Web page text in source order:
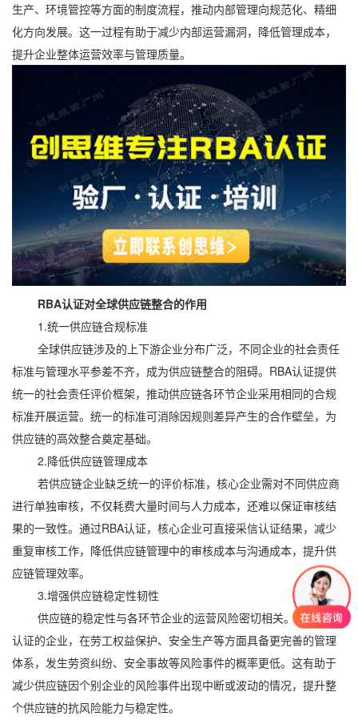
生产、环境管控等方面的制度流程，推动内部管理向规范化、精细
化方向发展。这一过程有助于减少内部运营漏洞，降低管理成本，
提升企业整体运营效率与管理质量。
RBA认证对全球供应链整合的作用
1.统一供应链合规标准
全球供应链涉及的上下游企业分布广泛，不同企业的社会责任
标准与管理水平参差不齐，成为供应链整合的阻碍。RBA认证提供
统一的社会责任评价框架，推动供应链各环节企业采用相同的合规
标准开展运营。统一的标准可消除因规则差异产生的合作壁垒，为
供应链的高效整合奠定基础。
2.降低供应链管理成本
若供应链企业缺乏统一的评价标准，核心企业需对不同供应商
进行单独审核，不仅耗费大量时间与人力成本，还难以保证审核结
果的一致性。通过RBA认证，核心企业可直接采信认证结果，减少
重复审核工作，降低供应链管理中的审核成本与沟通成本，提升供
应链管理效率。
3.增强供应链稳定性韧性
供应链的稳定性与各环节企业的运营风险密切相关。通过RBA
认证的企业，在劳工权益保护、安全生产等方面具备更完善的管理
体系，发生劳资纠纷、安全事故等风险事件的概率更低。这有助于
减少供应链因个别企业的风险事件出现中断或波动的情况，提升整
个供应链的抗风险能力与稳定性。